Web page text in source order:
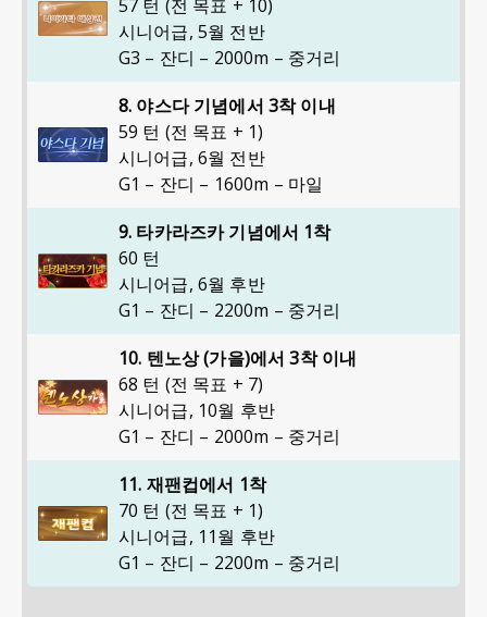
57 턴 (전 목표 + 10)
시니어급, 5월 전반
G3 – 잔디 – 2000m – 중거리
8. 야스다 기념에서 3착 이내
59 턴 (전 목표 + 1)
시니어급, 6월 전반
G1 – 잔디 – 1600m – 마일
9. 타카라즈카 기념에서 1착
60 턴
시니어급, 6월 후반
G1 – 잔디 – 2200m – 중거리
10. 텐노상 (가을)에서 3착 이내
68 턴 (전 목표 + 7)
시니어급, 10월 후반
G1 – 잔디 – 2000m – 중거리
11. 재팬컵에서 1착
70 턴 (전 목표 + 1)
시니어급, 11월 후반
G1 – 잔디 – 2200m – 중거리